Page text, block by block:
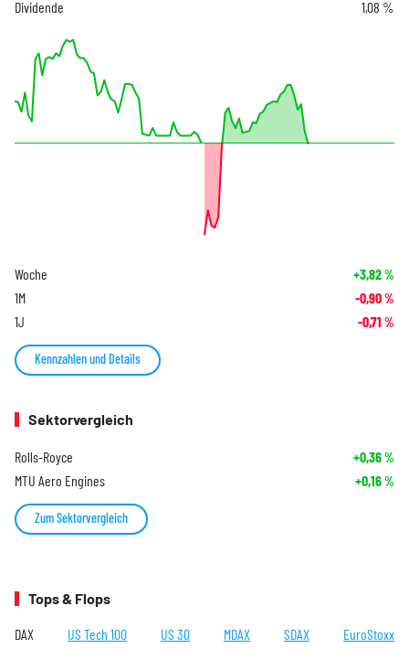
Dividende 1,08 %
Woche +3,82%
1M -0,90%
1J -0,71 %
Kennzahlen und Details
Sektorvergleich
Rolls-Royce +0,36%
MTU Aero Engines +0,16%
Zum Sektorvergleich
Tops & Flops
DAX US Tech 100 US 30 MDAX SDAX EuroStoxx